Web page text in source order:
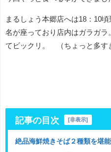
まるしょう本郷店へは18：10
名が座っており店内はガラガ
てビックリ。 （ちょっと多す
記事の目次 [非表示]
絶品海鮮焼きそば２種類を堪